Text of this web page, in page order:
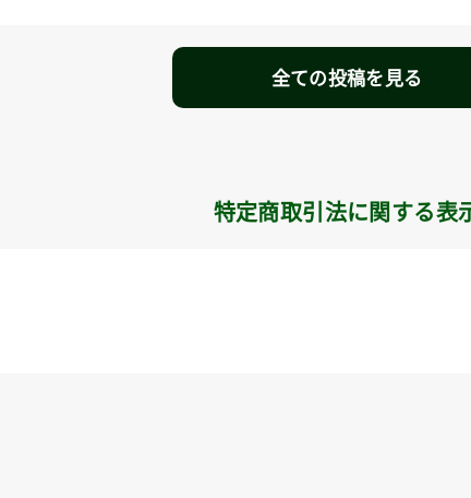
全ての投稿を見る
特定商取引法に関する表